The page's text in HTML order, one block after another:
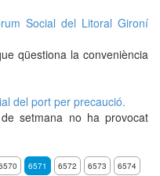
Social del Litoral Gironí
qüestiona la conveniència
del port per precaució.
setmana no ha provocat
6571 6572 6573
6574